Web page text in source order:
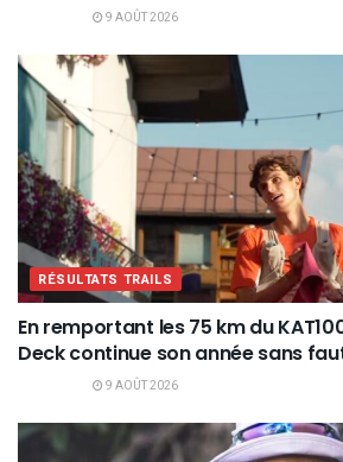
9 AOÛT 2026
RÉSULTATS TRAILS
En remportant les 75 km du
Deck continue son année sans
9 AOÛT 2026